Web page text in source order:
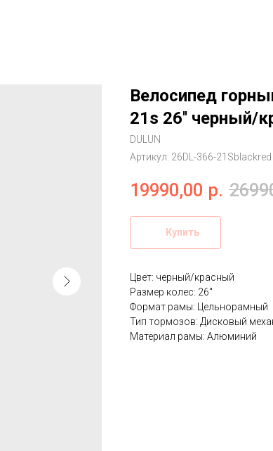
Велосипед
21s 26'' черный/
DULUN
Артикул: 26DL-366-21Sblackred
19990,00 р.
Купить
Цвет: черный/красный
Размер колес: 26''
Формат рамы: Цельнорамный
Тип тормозов: Дисковый
Материал рамы: Алюминий